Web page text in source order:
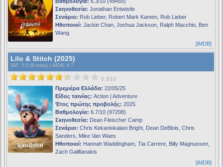
Σκηνοθεσία: Jonathan Entwistle
Σενάριο: Rob Lieber, Robert Mark Kamen, Rob Lieber
Ηθοποιοί: Jackie Chan, Joshua Jackson, Ralph Macchio, Ben
Wang
[iMDB]
Lilo & Stitch (2025)
S4F : 5.5 (8 votes) | iMDB: 6.7
6.3/10
Πρεμιέρα Ελλάδα: 22/05/25
Είδος ταινίας: Action | Adventure
Έτος πρώτης προβολής: 2025
Βαθμολογία: 6.7/10 (97208)
Σκηνοθεσία: Dean Fleischer Camp
Σενάριο: Chris Kekaniokalani Bright, Dean DeBlois, Chris
Sanders, Mike Van Waes
Ηθοποιοί: Hannah Waddingham, Tia Carrere, Billy Magnussen,
Zach Galifianakis
[iMDB]